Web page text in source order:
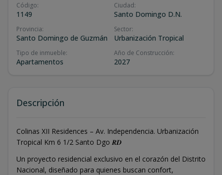
Código:
1149
Ciudad:
Santo Domingo D.N.
Provincia:
Santo Domingo de Guzmán
Sector:
Urbanización Tropical
Tipo de inmueble:
Apartamentos
Año de Construcción:
2027
Descripción
Colinas XII Residences – Av. Independencia. Urbanización
Tropical Km 6 1/2 Santo Dgo 𝑹𝑫
Un proyecto residencial exclusivo en el corazón del Distrito
Nacional, diseñado para quienes buscan confort,